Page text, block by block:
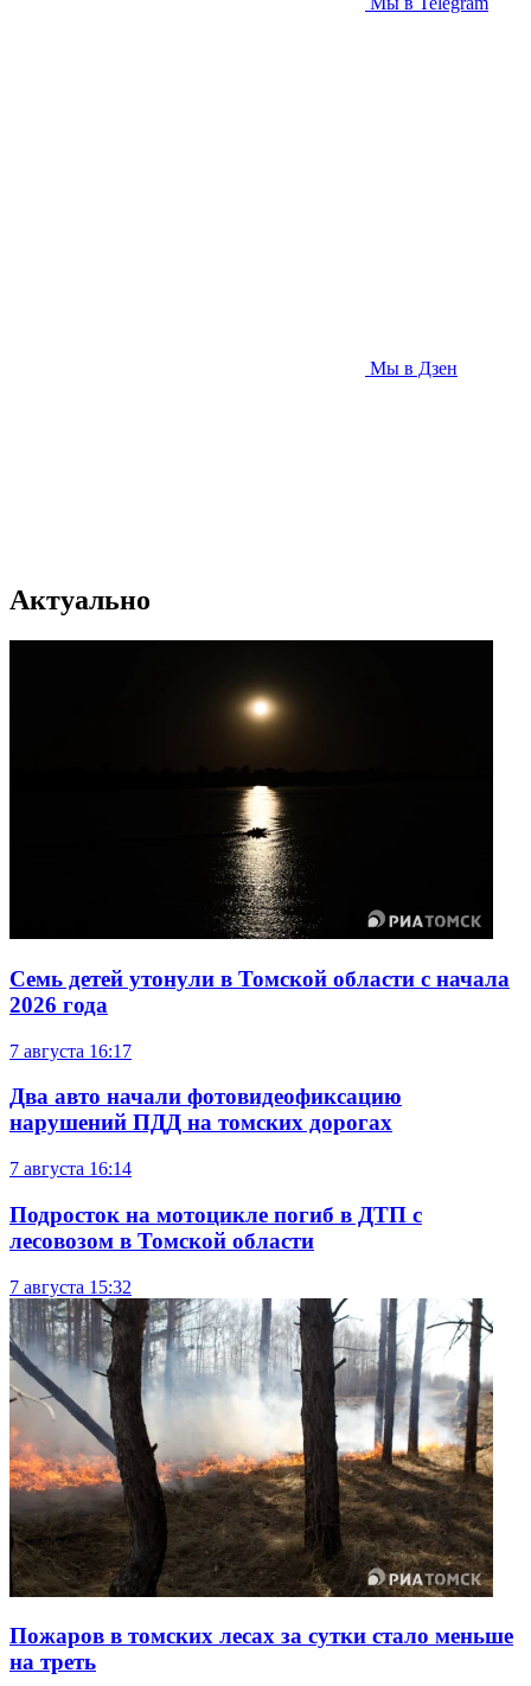
Мы в Дзен
Актуально
Семь детей утонули в Томской области с начала
2026 года
7 августа 16:17
Два авто начали фотовидеофиксацию
нарушений ПДД на томских дорогах
7 августа 16:14
Подросток на мотоцикле погиб в ДТП с
лесовозом в Томской области
7 августа 15:32
Пожаров в томских лесах за сутки стало меньше
на треть